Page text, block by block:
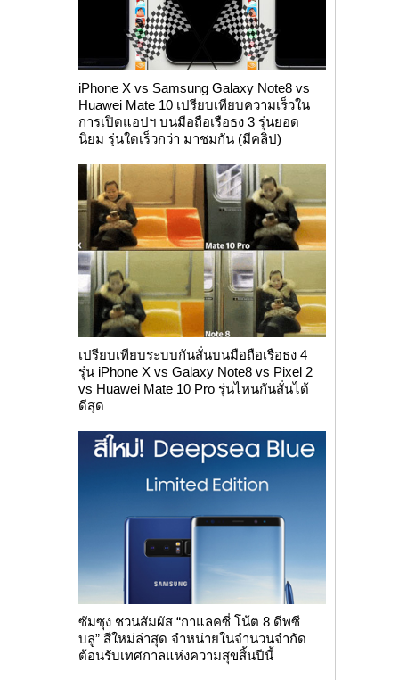
iPhone X vs Samsung Galaxy Note8 vs
Huawei Mate 10 เปรียบเทียบความเร็วใน
การเปิดแอปฯ บนมือถือเรือธง 3 รุ่นยอด
นิยม รุ่นใดเร็วกว่า มาชมกัน (มีคลิป)
เปรียบเทียบระบบกันสั่นบนมือถือเรือธง 4
รุ่น iPhone X vs Galaxy Note8 vs Pixel 2
vs Huawei Mate 10 Pro รุ่นไหนกันสั่นได้
ดีสุด
ซัมซุง ชวนสัมผัส “กาแลคซี่ โน้ต 8 ดีพซี
บลู” สีใหม่ล่าสุด จำหน่ายในจำนวนจำกัด
ต้อนรับเทศกาลแห่งความสุขสิ้นปีนี้